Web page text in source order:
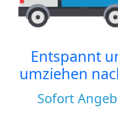
Entspannt
umziehen
Sofort